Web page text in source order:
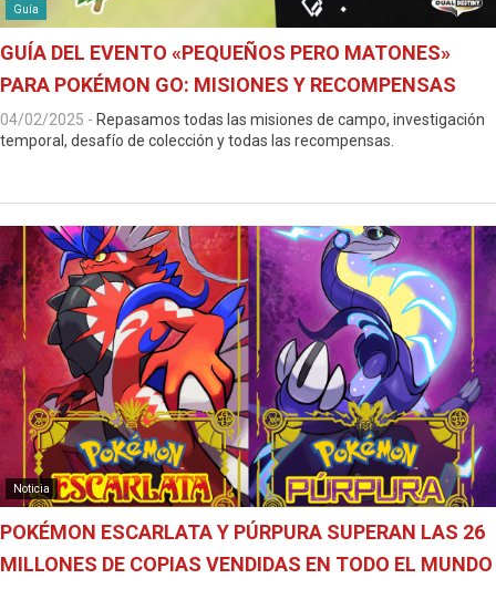
Guía
GUÍA DEL EVENTO «PEQUEÑOS PERO MATONES»
PARA POKÉMON GO: MISIONES Y RECOMPENSAS
04/02/2025 - Repasamos todas las misiones de campo, investigación
temporal, desafío de colección y todas las recompensas.
Noticia
POKÉMON ESCARLATA Y PÚRPURA SUPERAN LAS 26
MILLONES DE COPIAS VENDIDAS EN TODO EL MUNDO